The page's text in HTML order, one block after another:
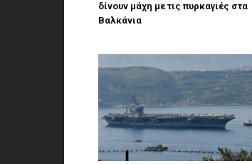
δίνουν μάχη με τις πυρκαγιές στα
Βαλκάνια